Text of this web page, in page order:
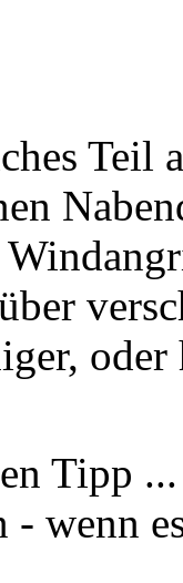
Teil
Tipp
- wenn